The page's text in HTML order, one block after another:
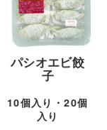
パシオエビ餃
子
10個入り・20個
入り